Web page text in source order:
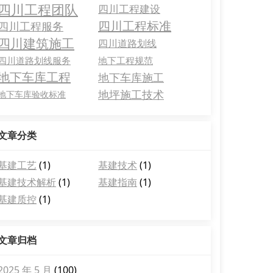
川工程团队
四川工程建设
川工程服务 四川工程标准
川建筑施工 四川道路划线
川道路划线服务 地下工程规范
下车库工程 地下车库施工
下车库验收标准 地坪施工技术
章分类
建工艺(1) 基建技术(1)
建技术解析(1) 基建指南(1)
建质控 (1)
章归档
年 5 月 (100)